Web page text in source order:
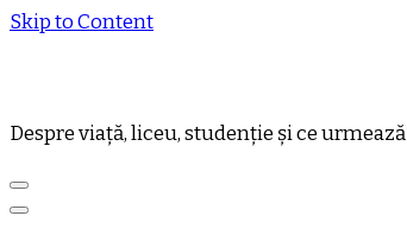
Skip to Content
Despre viață, liceu, studenție și ce urmează